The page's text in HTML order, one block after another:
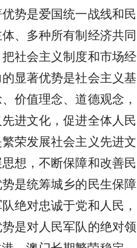
势是爱国统一战线和民
、多种所有制经济共同
社会主义制度和市场经
显著优势是社会主义基
价值理念、道德观念，
进文化，促进全体人民
荣发展社会主义先进文
想，不断保障和改善民
是统筹城乡的民生保障
绝对忠诚于党和人民，
是对人民军队的绝对领